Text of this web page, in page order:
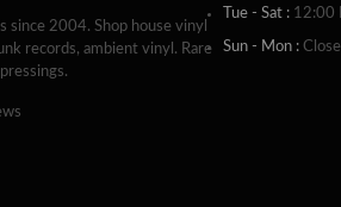
since 2004. Shop house vinyl
records, ambient vinyl. Rare
Tue - Sat : 12:00
Sun - Mon :